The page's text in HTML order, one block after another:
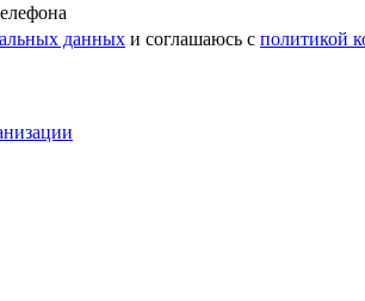
данных и соглашаюсь с политикой